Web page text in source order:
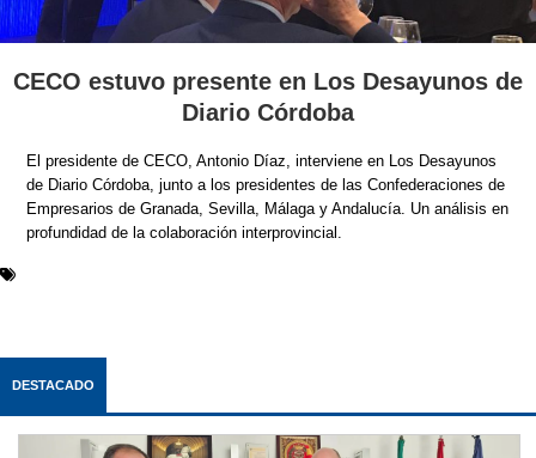
CECO estuvo presente en Los Desayunos de
Diario Córdoba
El presidente de CECO, Antonio Díaz, interviene en Los Desayunos
de Diario Córdoba, junto a los presidentes de las Confederaciones de
Empresarios de Granada, Sevilla, Málaga y Andalucía. Un análisis en
profundidad de la colaboración interprovincial.
DESTACADO